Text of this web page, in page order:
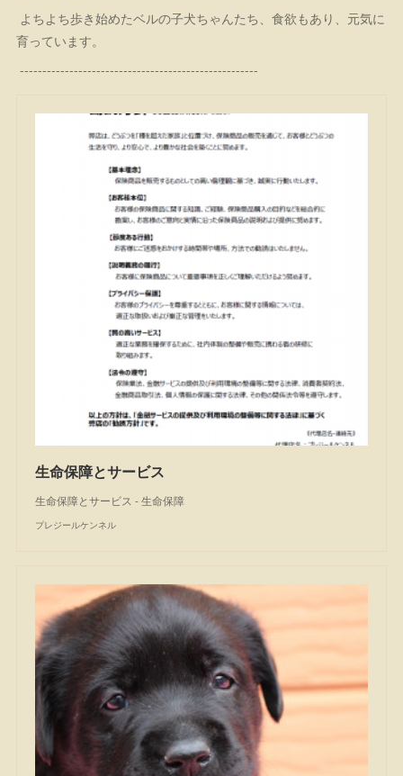
よちよち歩き始めたベルの子犬ちゃんたち、食欲もあり、元気に
育っています。
-----------------------------------------------------
生命保障とサービス
生命保障とサービス - 生命保障
プレジールケンネル